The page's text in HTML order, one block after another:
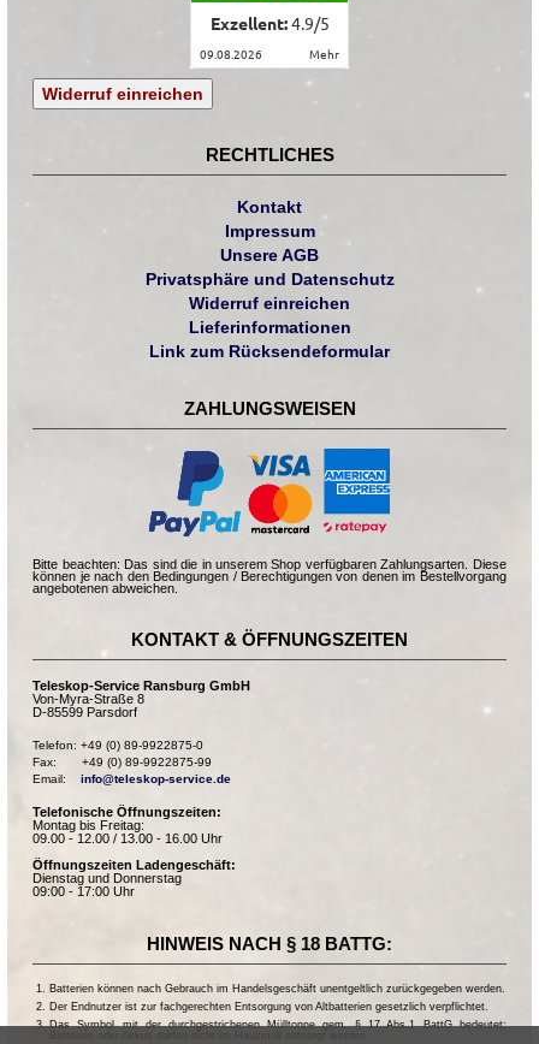
Exzellent:4.9/5
09.08.2026 mehr
Widerruf einreichen
RECHTLICHES
Kontakt
Impressum
Unsere AGB
Privatsphäre und Datenschutz
Widerruf einreichen
Lieferinformationen
Link zum Rücksendeformular
ZAHLUNGSWEISEN
Bitte beachten: Das sind die in unserem Shop verfügbaren Zahlungsarten. Diese
können je nach den Bedingungen / Berechtigungen von denen im Bestellvorgang
angebotenen abweichen.
KONTAKT & ÖFFNUNGSZEITEN
Teleskop-Service Ransburg GmbH
Von-Myra-Straße 8
D-85599 Parsdorf
Telefon: +49 (0) 89-9922875-0
Fax:       +49 (0) 89-9922875-99
Email: info@teleskop-service.de
Telefonische Öffnungszeiten:
Montag bis Freitag:
09.00 - 12.00 / 13.00 - 16.00 Uhr
Öffnungszeiten Ladengeschäft:
Dienstag und Donnerstag
09:00 - 17:00 Uhr
HINWEIS NACH § 18 BATTG:
Batterien können nach Gebrauch im Handelsgeschäft unentgeltlich zurückgegeben werden.
Der Endnutzer ist zur fachgerechten Entsorgung von Altbatterien gesetzlich verpflichtet.
Das Symbol mit der durchgestrichenen Mülltonne gem. § 17 Abs.1 BattG bedeutet: